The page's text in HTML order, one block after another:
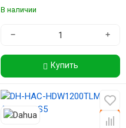
В наличии
− +
Купить